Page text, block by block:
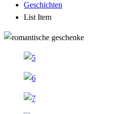
Geschichten
List Item